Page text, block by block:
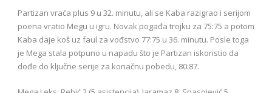
Partizan vraća plus 9 u 32. minutu, ali se Kaba razigrao i serijom
poena vratio Megu u igru. Novak pogađa trojku za 75:75 a potom
Kaba daje koš uz faul za vođstvo 77:75 u 36. minutu. Posle toga
je Mega stala potpuno u napadu što je Partizan iskoristio da
dođe do ključne serije za konačnu pobedu, 80:87.